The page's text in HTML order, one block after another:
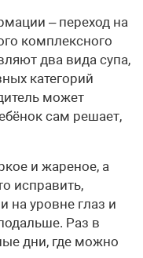
– переход на
комплексного
два вида супа,
категорий
может
сам решает,
и жареное, а
исправить,
на уровне глаз и
Раз в
дни, где можно